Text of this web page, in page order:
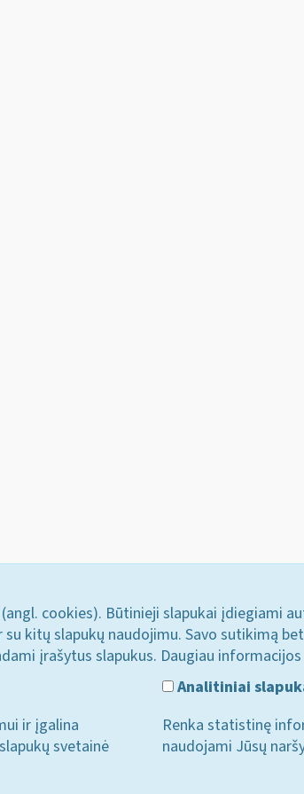
(angl. cookies). Būtinieji slapukai įdiegiami
kitų slapukų naudojimu. Savo sutikimą
įrašytus slapukus. Daugiau informacijos
ir įgalina
svetainė
Analitiniai
Renka statistinę
naudojami Jūsų